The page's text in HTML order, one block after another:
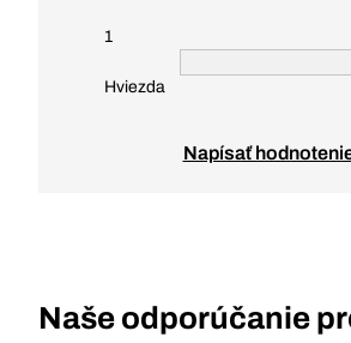
1
Hviezda
Napísať
Naše odporúčanie